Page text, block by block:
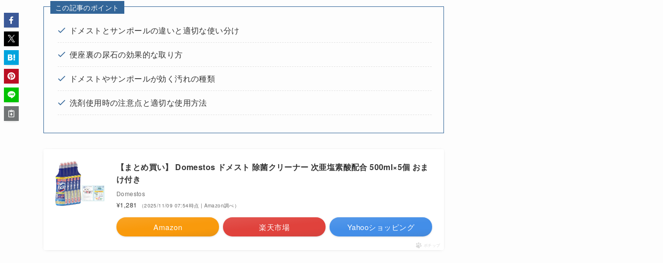
この記事のポイント
ドメストとサンポールの違いと適切な使い分け
便座裏の尿石の効果的な取り方
ドメストやサンポールが効く汚れの種類
洗剤使用時の注意点と適切な使用方法
【まとめ買い】 Domestos ドメスト 除菌クリーナー 次亜塩素酸配合 500ml×5個 おま
け付き
Domestos
¥1,281 （2025/11/09 07:54時点 | Amazon調べ）
Amazon 楽天市場 Yahooショッピング
ポチップ